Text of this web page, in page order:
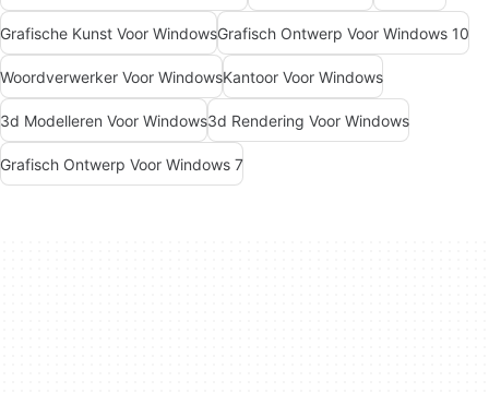
Grafische Kunst Voor WindowsGrafisch Ontwerp Voor Windows 10
Woordverwerker Voor WindowsKantoor Voor Windows
3d Modelleren Voor Windows3d Rendering Voor Windows
Grafisch Ontwerp Voor Windows 7